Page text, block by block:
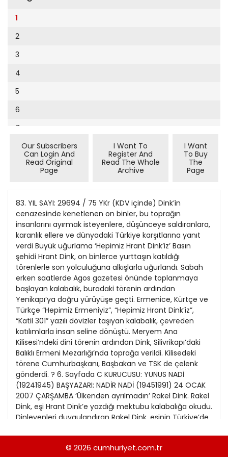
Cumhuriyet Sağlıklı Beslenme
Cumhuriyet Sokak
Cumhuriyet Spor
Cumhuriyet Strateji
Cumhuriyet Tarım
Cumhuriyet Yılbaşı
Çerçeve Eki
Dergi Eki
Ekonomi Eki
Evleniyoruz
Güney Dogu
Kitap Eki
Özel Ekler
Özel Okullar
Sevgililer Günü
Siyaset Eki
Sürdürülebilir yaşam
Turizm Eki
Yerel Yönetimler
1994
1990
1989
1988
1987
1986
1985
1984
1983
1982
1981
1980
9
10
11
12
13
14
15
16
19
20
21
22
23
24
25
26
27
28
29
30
31
1
2
3
4
5
6
7
11
12
13
14
15
16
17
18
19
20
Our Subscribers
Can Login And
Read Original
Page
I Want To
Register And
Read The Whole
Archive
I Want
To Buy
The
Page
83. YIL SAYI: 29694 / 75 YKr (KDV içinde) Dink’in
cenazesinde kenetlenen on binler, bu toprağın
insanlarını ayırmak isteyenlere, düşünceye saldıranlara,
karanlık ellere ve dünyadaki Türkiye karşıtlarına yanıt
verdi Büyük uğurlama ‘Hepimiz Hrant Dink’iz’ Basın
şehidi Hrant Dink, on binlerce yurttaşın katıldığı
törenlerle son yolculuğuna alkışlarla uğurlandı. Sabah
erken saatlerde Agos gazetesi önünde toplanmaya
başlayan kalabalık, buradaki törenin ardından
Yenikapı’ya doğru yürüyüşe geçti. Ermenice, Kürtçe ve
Türkçe “Hepimiz Ermeniyiz”, “Hepimiz Hrant Dink’iz”,
“Katil 301” yazılı dövizler taşıyan kalabalık, çevreden
katılımlarla insan seline dönüştü. Meryem Ana
Kilisesi’ndeki dini törenin ardından Dink, Silivrikapı’daki
Balıklı Ermeni Mezarlığı’nda toprağa verildi. Kilisedeki
törene Cumhurbaşkanı, Başbakan ve TSK de çelenk
gönderdi. ? 6. Sayfada C KURUCUSU: YUNUS NADİ
(19241945) BAŞYAZARI: NADİR NADİ (19451991) 24 OCAK
2007 ÇARŞAMBA ‘Ülkenden ayrılmadın’ Rakel Dink. Rakel
Dink, eşi Hrant Dink’e yazdığı mektubu kalabalığa okudu.
Dinleyenleri duygulandıran Rakel Dink, eşinin Türkiye’de
Bedellerin ödendiği gelecekler Hrant’ları severek,
Hrant’lara inanarak olur. Nefretle, hakaretle, kanı
© 2026 cumhuriyet.com.tr